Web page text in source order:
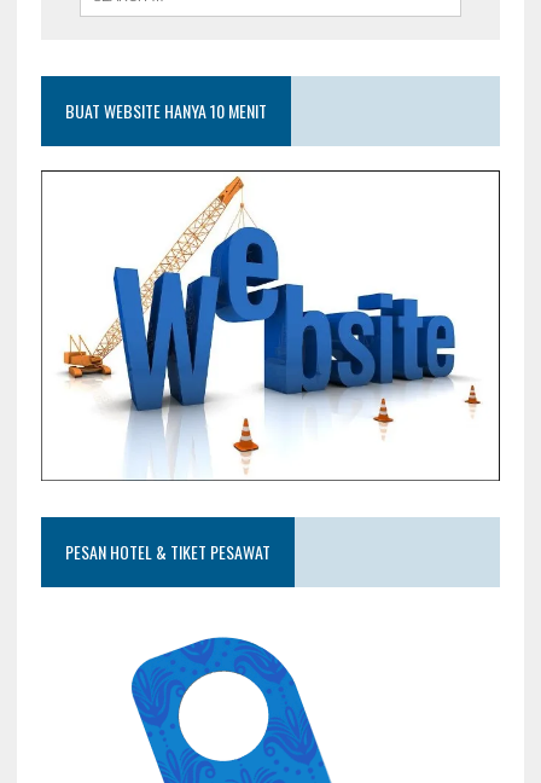
BUAT WEBSITE HANYA 10 MENIT
PESAN HOTEL & TIKET PESAWAT